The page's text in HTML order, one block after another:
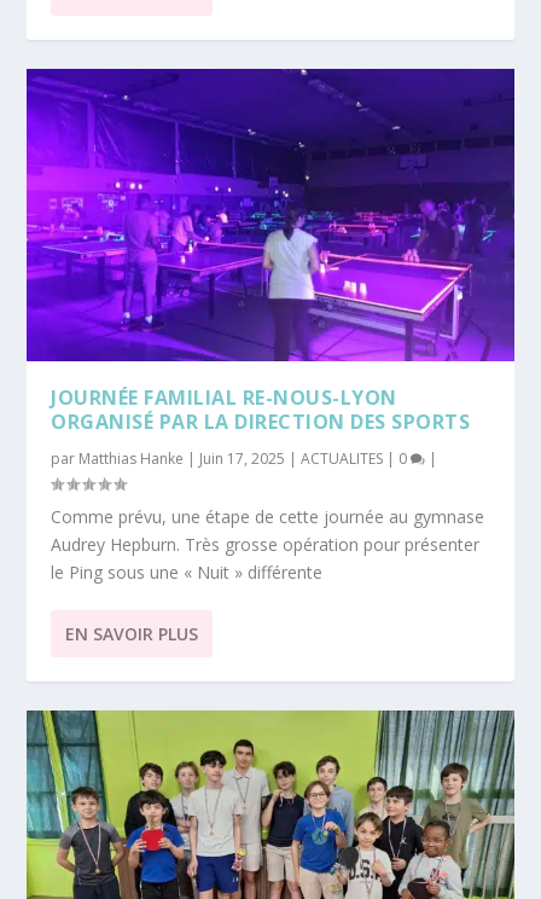
JOURNÉE FAMILIAL RE-NOUS-LYON
ORGANISÉ PAR LA DIRECTION DES SPORTS
par Matthias Hanke | Juin 17, 2025 |ACTUALITES | 0 |
Comme prévu, une étape de cette journée au gymnase
Audrey Hepburn. Très grosse opération pour présenter
le Ping sous une « Nuit » différente
EN SAVOIR PLUS